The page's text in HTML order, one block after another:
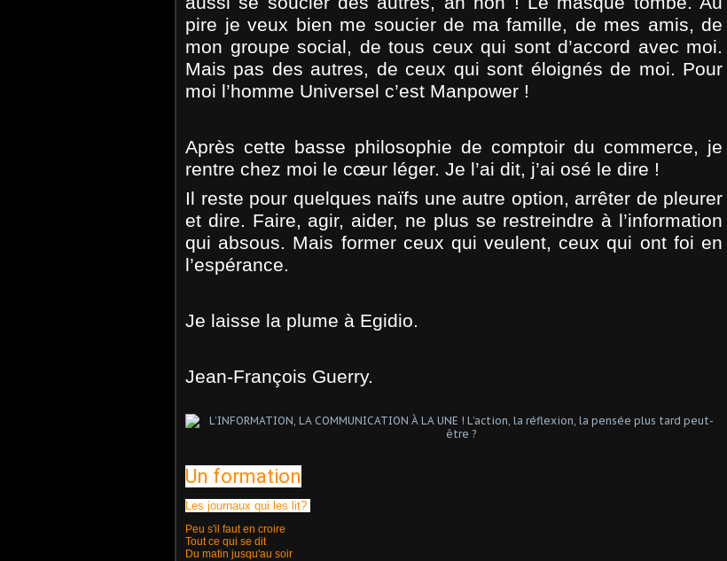
pire je veux bien me soucier de ma famille, de mes amis, de
mon groupe social, de tous ceux qui sont d’accord avec moi.
Mais pas des autres, de ceux qui sont éloignés de moi. Pour
moi l’homme Universel c’est Manpower !
Après cette basse philosophie de comptoir du commerce, je
rentre chez moi le cœur léger. Je l’ai dit, j’ai osé le dire !
Il reste pour quelques naïfs une autre option, arrêter de pleurer
et dire. Faire, agir, aider, ne plus se restreindre à l’information
qui absous. Mais former ceux qui veulent, ceux qui ont foi en
l’espérance.
Je laisse la plume à Egidio.
Jean-François Guerry.
Un formation
Les journaux qui les lit?
Peu s'il faut en croire
Tout ce qui se dit
Du matin jusqu'au soir